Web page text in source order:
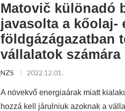
Matovič különadó
javasolta a kőolaj-
földgázágazatban
vállalatok számára
NZS 2022.12.01.
A növekvő energiaárak miatt
hozzá kell járulniuk azoknak a